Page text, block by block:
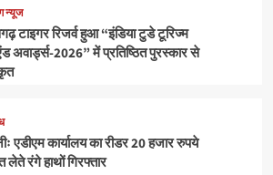
न्यूज
टाइगर रिजर्व हुआ “इंडिया टुडे टूरिज्म
अवार्ड्स-2026” में प्रतिष्ठित पुरस्कार से
एडीएम कार्यालय का रीडर 20 हजार रुपये
लेते रंगे हाथों गिरफ्तार